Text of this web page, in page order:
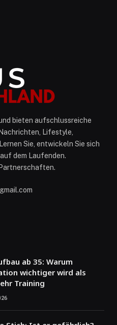
bieten aufschlussreiche
Lifestyle,
Sie, entwickeln Sie sich
dem Laufenden.
ab 35: Warum
wichtiger wird als
Training